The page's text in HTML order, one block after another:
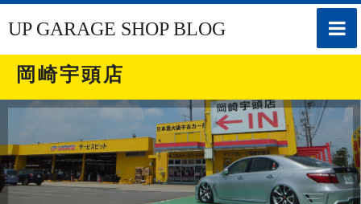
toggle
UP GARAGE SHOP BLOG
岡崎宇頭店